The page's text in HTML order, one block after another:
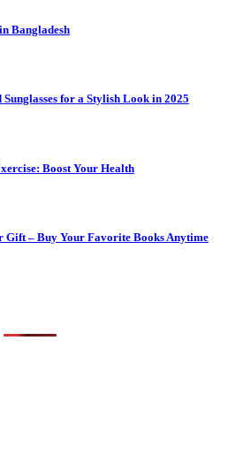
Bangladesh
for a Stylish Look in 2025
Boost Your Health
Gift – Buy Your Favorite Books Anytime